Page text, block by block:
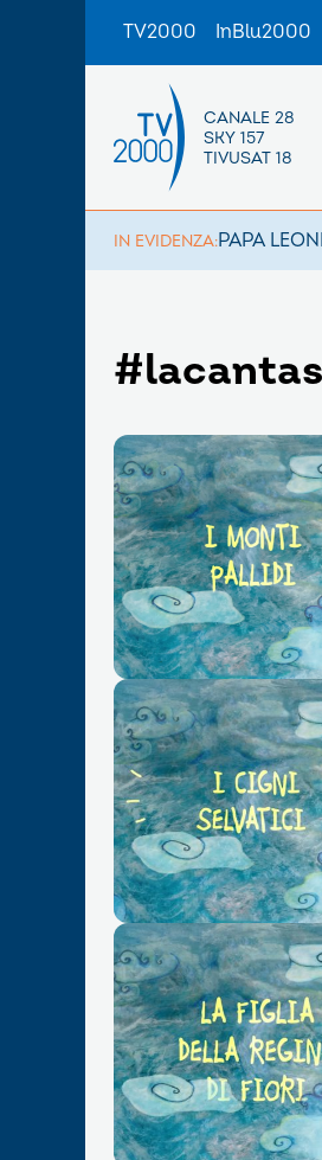
TV2000 InBlu2000
CANALE 28
SKY 157
TIVUSAT 18
IN EVIDENZA:PAPA